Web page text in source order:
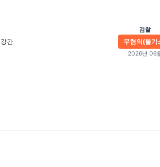
강간
검찰
무혐의(불기
2026년 06